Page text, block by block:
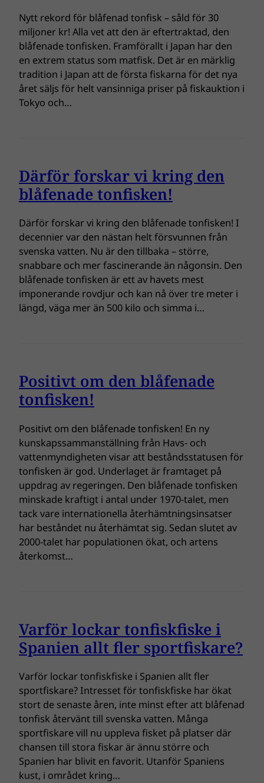
Nytt rekord för blåfenad tonfisk – såld för 30
miljoner kr! Alla vet att den är eftertraktad, den
blåfenade tonfisken. Framförallt i Japan har den
en extrem status som matfisk. Det är en märklig
tradition i Japan att de första fiskarna för det nya
året säljs för helt vansinniga priser på fiskauktion i
Tokyo och…
Därför forskar vi kring den
blåfenade tonfisken!
Därför forskar vi kring den blåfenade tonfisken! I
decennier var den nästan helt försvunnen från
svenska vatten. Nu är den tillbaka – större,
snabbare och mer fascinerande än någonsin. Den
blåfenade tonfisken är ett av havets mest
imponerande rovdjur och kan nå över tre meter i
längd, väga mer än 500 kilo och simma i…
Positivt om den blåfenade
tonfisken!
Positivt om den blåfenade tonfisken! En ny
kunskapssammanställning från Havs- och
vattenmyndigheten visar att beståndsstatusen för
tonfisken är god. Underlaget är framtaget på
uppdrag av regeringen. Den blåfenade tonfisken
minskade kraftigt i antal under 1970-talet, men
tack vare internationella återhämtningsinsatser
har beståndet nu återhämtat sig. Sedan slutet av
2000-talet har populationen ökat, och artens
återkomst…
Varför lockar tonfiskfiske i
Spanien allt fler sportfiskare?
Varför lockar tonfiskfiske i Spanien allt fler
sportfiskare? Intresset för tonfiskfiske har ökat
stort de senaste åren, inte minst efter att blåfenad
tonfisk återvänt till svenska vatten. Många
sportfiskare vill nu uppleva fisket på platser där
chansen till stora fiskar är ännu större och
Spanien har blivit en favorit. Utanför Spaniens
kust, i området kring…